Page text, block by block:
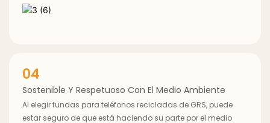
04
Sostenible Y Respetuoso Con El Medio Ambiente
Al elegir fundas para teléfonos recicladas de GRS, puede
estar seguro de que está haciendo su parte por el medio